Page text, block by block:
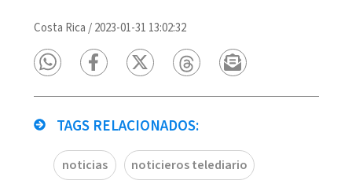
Costa Rica /2023-01-31 13:02:32
TAGS RELACIONADOS:
noticias noticieros telediario